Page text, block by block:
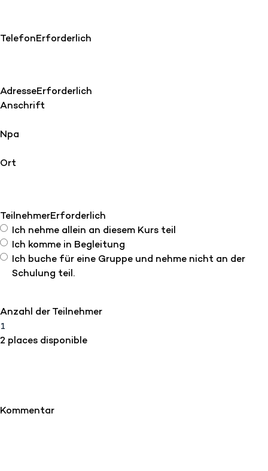
TelefonErforderlich
AdresseErforderlich
Anschrift
Npa
Ort
TeilnehmerErforderlich
Ich nehme allein an diesem Kurs teil
Ich komme in Begleitung
Ich buche für eine Gruppe und nehme nicht an der
Schulung teil.
Anzahl der Teilnehmer
2 places disponible
Kommentar